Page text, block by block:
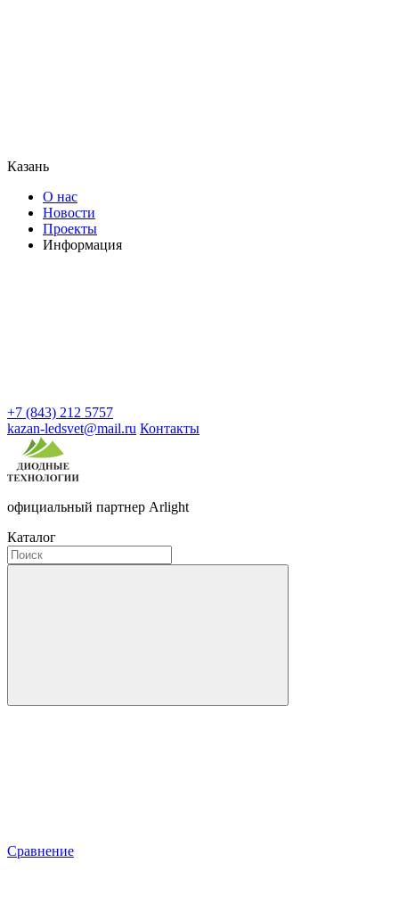
Казань
О нас
Новости
Проекты
Информация
+7 (843) 212 5757
kazan-ledsvet@mail.ru Контакты
официальный партнер Arlight
Каталог
Сравнение